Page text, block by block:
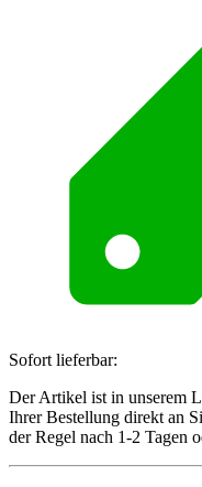
Sofort lieferbar:
Der Artikel ist in unserem
Ihrer Bestellung direkt an
der Regel nach 1-2 Tagen